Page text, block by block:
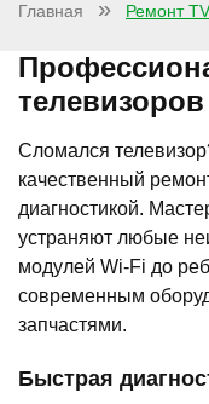
Главная Ремонт TV
Сломался
качественный
диагностикой.
устраняют любые
модулей Wi-Fi до
современным
запчастями.
Быстрая